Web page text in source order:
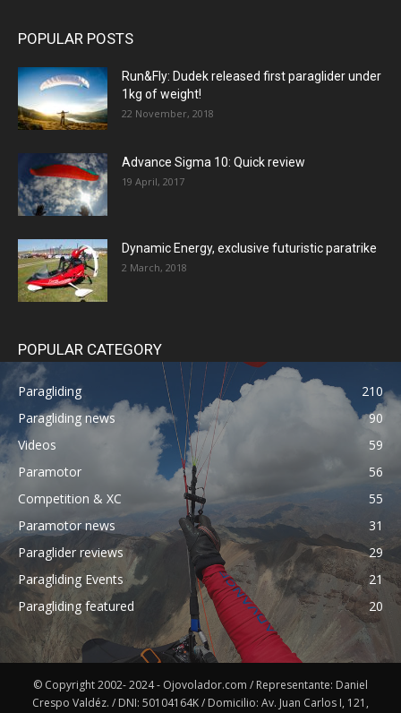
POPULAR POSTS
Run&Fly: Dudek released first paraglider under
1kg of weight!
22 November, 2018
Advance Sigma 10: Quick review
19 April, 2017
Dynamic Energy, exclusive futuristic paratrike
2 March, 2018
POPULAR CATEGORY
Paragliding
210
Paragliding news
90
Videos
59
Paramotor
56
Competition & XC
55
Paramotor news
31
Paraglider reviews
29
Paragliding Events
21
Paragliding featured
20
© Copyright 2002- 2024 - Ojovolador.com / Representante: Daniel
Crespo Valdéz. / DNI: 50104164K / Domicilio: Av. Juan Carlos I, 121,